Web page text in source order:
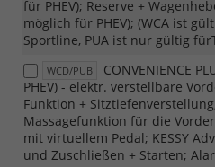
für PHEV); Reserve +
möglich für PHEV); (WCA ist
Sportline, PUA ist nur gültig
WCD/PUB
CONVENIENCE
PHEV) - elektr. verstellbare
Funktion +
Massagefunktion für die
mit virtuellem Pedal; KESSY
und Zuschließen + Starten;